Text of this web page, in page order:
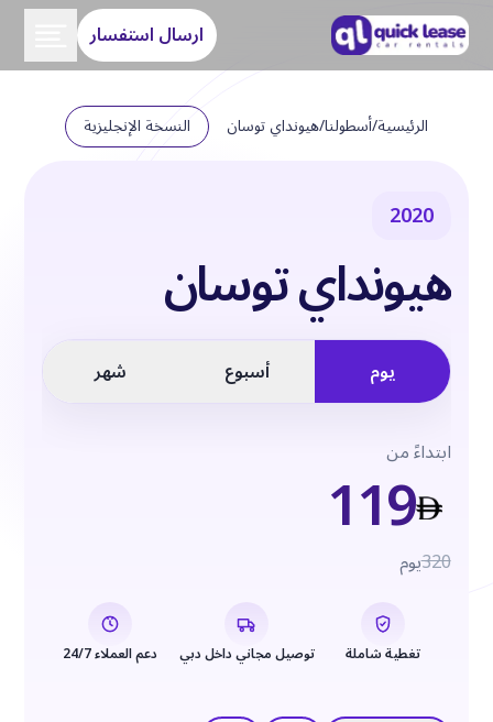
ارسال استفسار
الرئيسية/أسطولنا/هيونداي توسان النسخة الإنجليزية
2020
هيونداي توسان
يوم أسبوع شهر
ابتداءً من119320يوم
تغطية شاملة توصيل مجاني داخل دبي دعم العملاء 24/7